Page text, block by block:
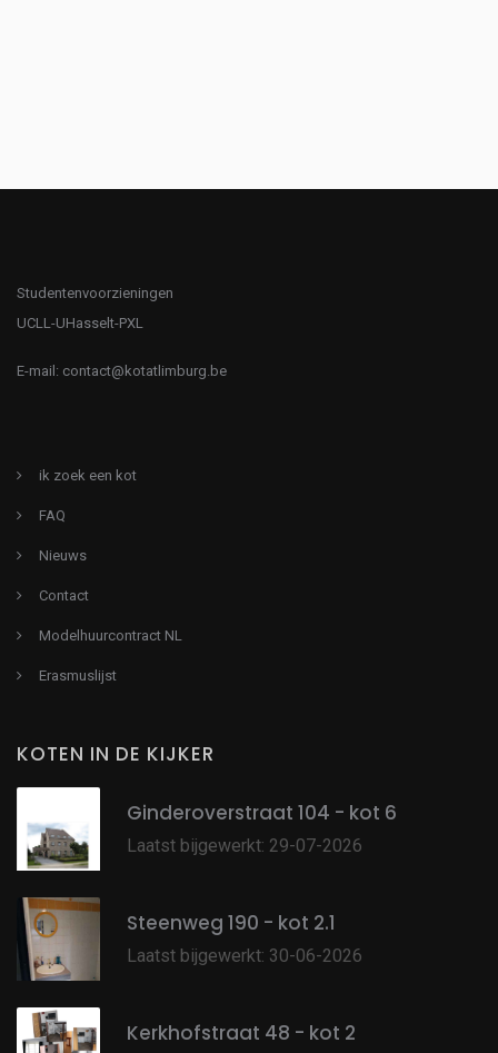
Studentenvoorzieningen
UCLL-UHasselt-PXL
E-mail: contact@kotatlimburg.be
ik zoek een kot
FAQ
Nieuws
Contact
Modelhuurcontract NL
Erasmuslijst
KOTEN IN DE KIJKER
Ginderoverstraat 104 - kot 6
Laatst bijgewerkt: 29-07-2026
Steenweg 190 - kot 2.1
Laatst bijgewerkt: 30-06-2026
Kerkhofstraat 48 - kot 2